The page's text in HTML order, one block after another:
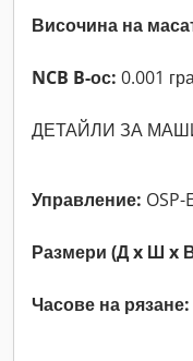
Височина на
NCB B-ос: 0.001
ДЕТАЙЛИ ЗА
Управление: OSP-
Размери (Д x Ш x
Часове на рязане: